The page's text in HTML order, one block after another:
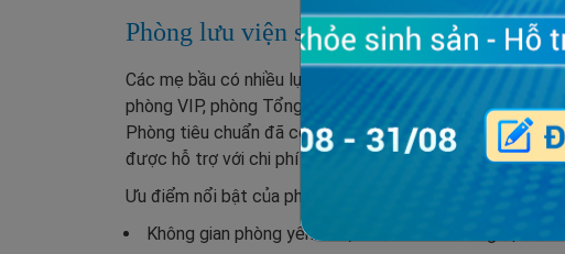
Phòng lưu viện sau sinh
Các mẹ bầu có nhiều lựa chọn khi sử dụng dịch vụ phòng
phòng VIP, phòng Tổng thống với đầy đủ tiện nghi, mang
Phòng tiêu chuẩn đã có sẵn trong gói thai sản thường
được hỗ trợ với chi phí niêm yết công khai và chi phí sẽ
Ưu điểm nổi bật của phòng lưu viện sau sinh:
Không gian phòng yên tĩnh, chan hòa ánh sáng tự nhiên.